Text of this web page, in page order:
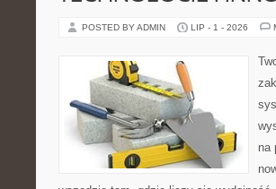
POSTED BY ADMIN LIP - 1 - 2026
na